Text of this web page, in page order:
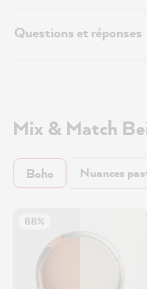
Questions et réponses
Mix & Match
Boho Nuances
88%